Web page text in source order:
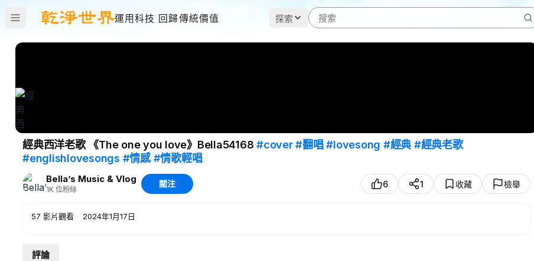
運用科技 回歸傳統價值 探索
經典西洋老歌 《The one you love》Bella54168 #cover #翻唱 #lovesong #經典 #經典老歌
#englishlovesongs #情感 #情歌輕唱
Bella’s Music & Vlog
1K 位粉絲
關注 6 1 收藏 檢舉
57 影片觀看 · 2024年1月17日
評論